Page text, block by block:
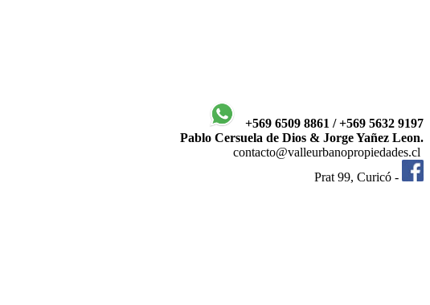
+569 6509 8861 / +569 5632 9197
Pablo Cersuela de Dios & Jorge Yañez Leon.
contacto@valleurbanopropiedades.cl
Prat 99, Curicó -